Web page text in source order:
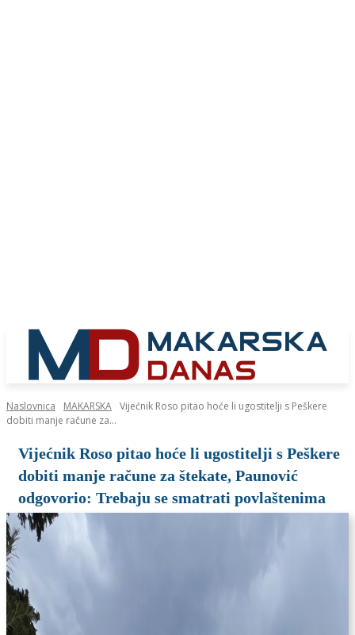
Naslovnica MAKARSKA Vijećnik Roso pitao hoće li ugostitelji s Peškere
dobiti manje račune za...
Vijećnik Roso pitao hoće li ugostitelji s Peškere
dobiti manje račune za štekate, Paunović
odgovorio: Trebaju se smatrati povlaštenima